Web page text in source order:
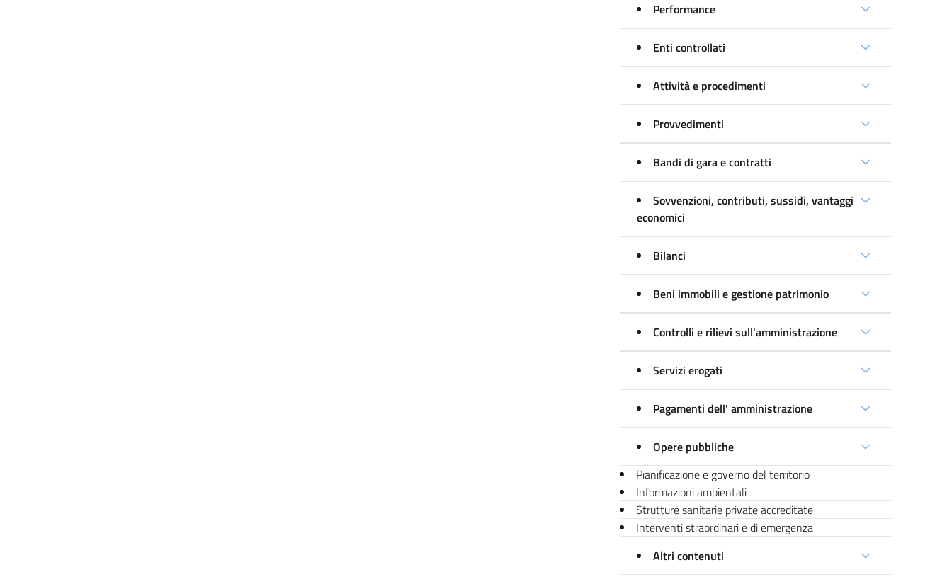
Performance
Enti controllati
Attività e procedimenti
Provvedimenti
Bandi di gara e contratti
Sovvenzioni, contributi, sussidi, vantaggi
economici
Bilanci
Beni immobili e gestione patrimonio
Controlli e rilievi sull'amministrazione
Servizi erogati
Pagamenti dell' amministrazione
Opere pubbliche
Pianificazione e governo del territorio
Informazioni ambientali
Strutture sanitarie private accreditate
Interventi straordinari e di emergenza
Altri contenuti